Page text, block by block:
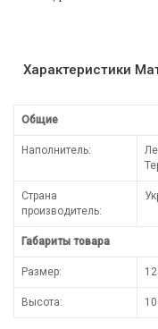
Характеристики
Общие
Наполнитель:
Страна
производитель:
Габариты товара
Размер:
Высота: